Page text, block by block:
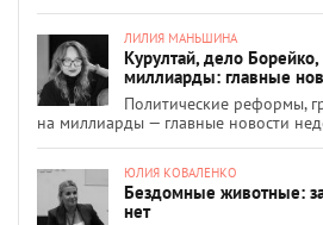
ЛИЛИЯ МАНЬШИНА
Курултай, дело
миллиарды: главные
Политические реформы,
на миллиарды — главные новости
ЮЛИЯ КОВАЛЕНКО
Бездомные животные:
нет